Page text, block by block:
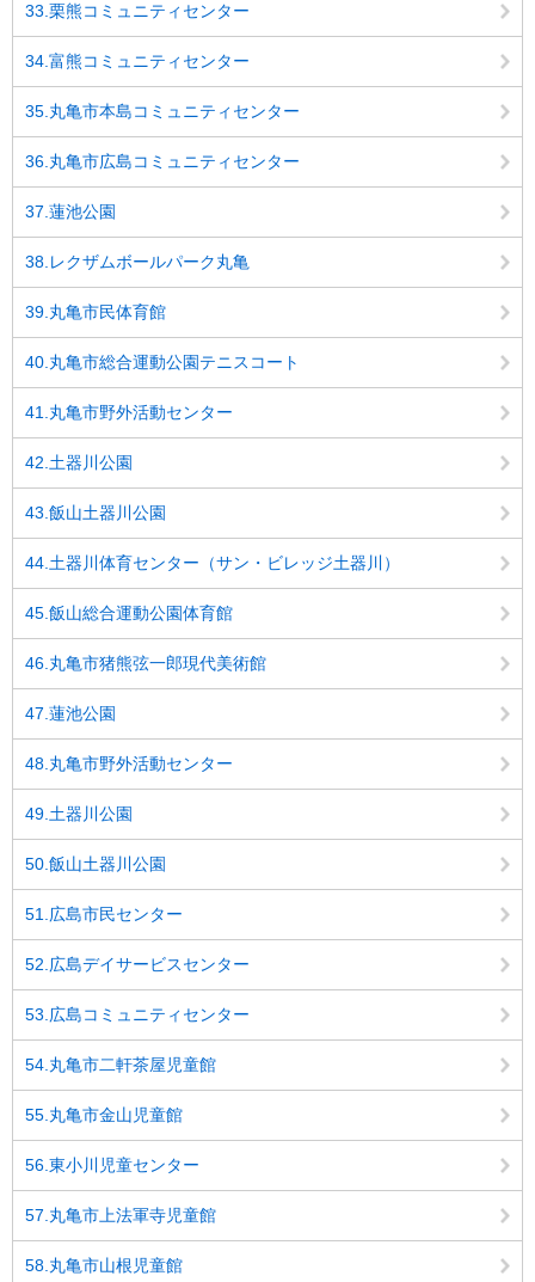
33.栗熊コミュニティセンター
34.富熊コミュニティセンター
35.丸亀市本島コミュニティセンター
36.丸亀市広島コミュニティセンター
37.蓮池公園
38.レクザムボールパーク丸亀
39.丸亀市民体育館
40.丸亀市総合運動公園テニスコート
41.丸亀市野外活動センター
42.土器川公園
43.飯山土器川公園
44.土器川体育センター（サン・ビレッジ土器川）
45.飯山総合運動公園体育館
46.丸亀市猪熊弦一郎現代美術館
47.蓮池公園
48.丸亀市野外活動センター
49.土器川公園
50.飯山土器川公園
51.広島市民センター
52.広島デイサービスセンター
53.広島コミュニティセンター
54.丸亀市二軒茶屋児童館
55.丸亀市金山児童館
56.東小川児童センター
57.丸亀市上法軍寺児童館
58.丸亀市山根児童館